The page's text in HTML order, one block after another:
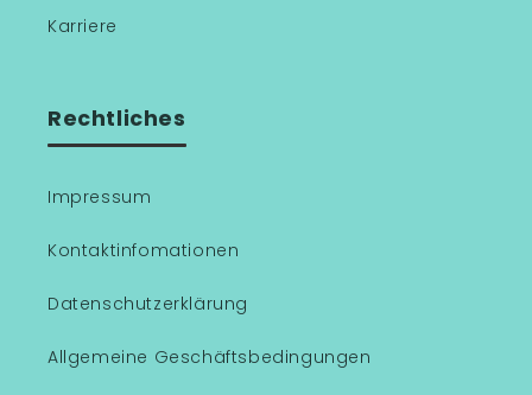
Karriere
Rechtliches
Impressum
Kontaktinfomationen
Datenschutzerklärung
Allgemeine Geschäftsbedingungen